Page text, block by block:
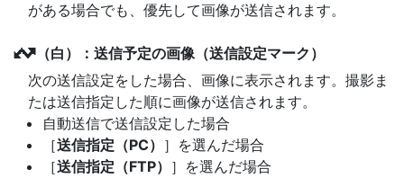
がある場合でも、優先して画像が送信されます。
W （白）：送信予定の画像（送信設定マーク）
次の送信設定をした場合、画像に表示されます。撮影ま
たは送信指定した順に画像が送信されます。
自動送信で送信設定した場合
［送信指定（PC） ］を選んだ場合
［送信指定（FTP） ］を選んだ場合